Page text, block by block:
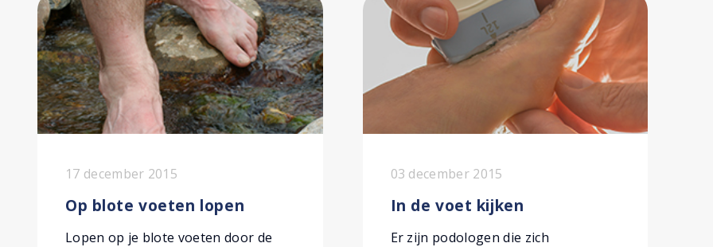
17 december 2015
Op blote voeten lopen
Lopen op je blote voeten door de
03 december 2015
In de voet kijken
Er zijn podologen die zich